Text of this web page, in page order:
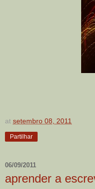
at setembro 08, 2011
Partilhar
06/09/2011
aprender a